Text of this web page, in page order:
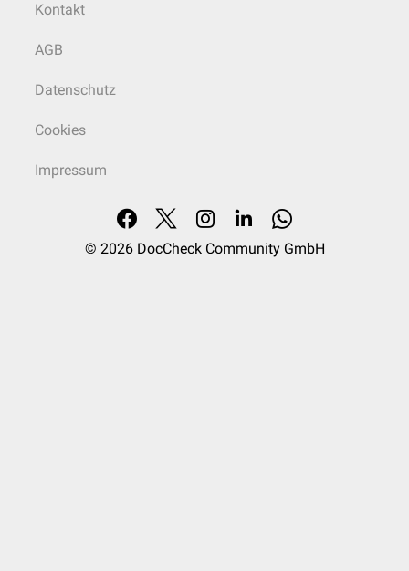
Kontakt
AGB
Datenschutz
Cookies
Impressum
© 2026 DocCheck Community GmbH